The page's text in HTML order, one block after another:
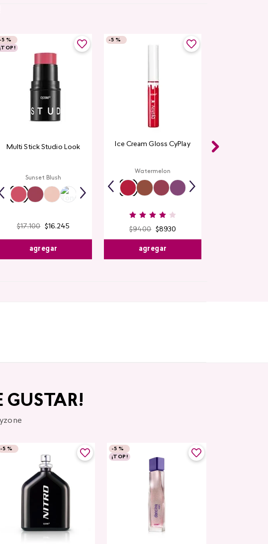
-5 %
¡TOP!
Multi Stick Studio Look
Sunset Blush
$17.100 $16.245
agregar
-5 %
Ice Cream Gloss CyPlay
Watermelon
$9400 $8930
agregar
GUSTAR!
-5 % -5 %
¡TOP!